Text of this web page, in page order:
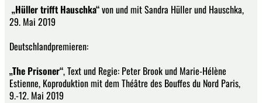
„Hüller trifft Hauschka“von und mit Sandra Hüller und Hauschka,
29. Mai 2019
Deutschlandpremieren:
„The Prisoner“, Text und Regie: Peter Brook und Marie-Hélène
Estienne, Koproduktion mit dem Théâtre des Bouffes du Nord Paris,
9.-12. Mai 2019